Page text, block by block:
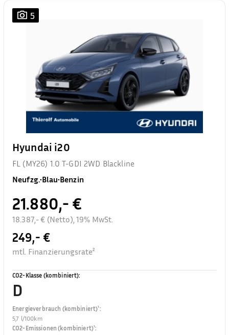
5
Hyundai i20
FL (MY26) 1.0 T-GDI 2WD Blackline
Neufzg.•Blau•Benzin
21.880,- €
18.387,- € (Netto), 19% MwSt.
249,- €
mtl. Finanzierungsrate²
CO2-Klasse (kombiniert):
D
Energieverbrauch (kombiniert)¹:
5,7 l/100km
CO2-Emissionen (kombiniert)¹: